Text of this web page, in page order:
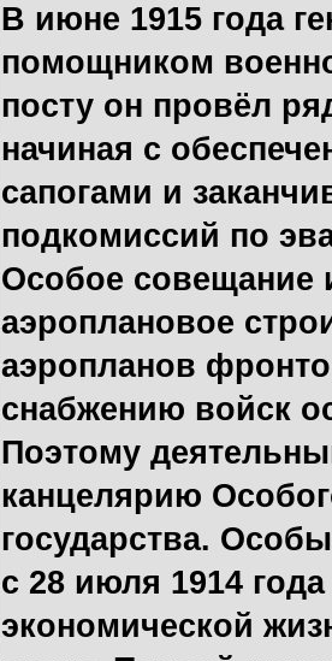
В июне 1915 года
помощником
посту он провёл
начиная с
сапогами и
подкомиссий по
Особое совещание
аэроплановое
аэропланов
снабжению войск
Поэтому
канцелярию
государства.
с 28 июля 1914
экономической